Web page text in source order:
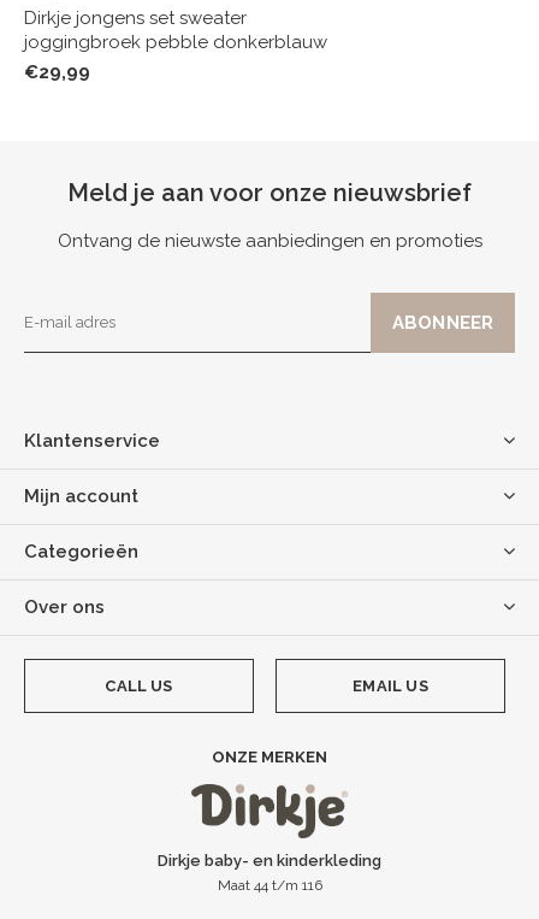
Dirkje jongens set sweater
joggingbroek pebble donkerblauw
€29,99
Meld je aan voor onze nieuwsbrief
Ontvang de nieuwste aanbiedingen en promoties
Klantenservice
Mijn account
Categorieën
Over ons
CALL US EMAIL US
ONZE MERKEN
Dirkje baby- en kinderkleding
Maat 44 t/m 116